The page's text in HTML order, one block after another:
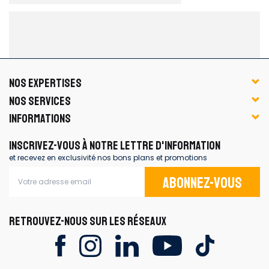
NOS EXPERTISES
NOS SERVICES
INFORMATIONS
INSCRIVEZ-VOUS À NOTRE LETTRE D'INFORMATION
et recevez en exclusivité nos bons plans et promotions
Abonnez-vous
RETROUVEZ-NOUS SUR LES RÉSEAUX